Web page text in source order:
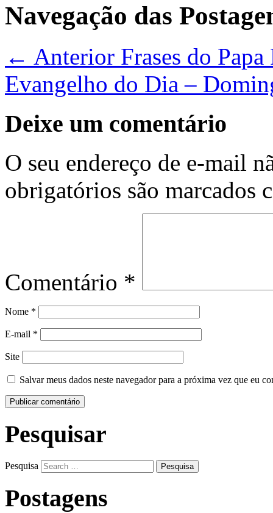
Navegação das
← Anterior Frases do
Evangelho do Dia –
Deixe um comentário
O seu endereço de e-mail
obrigatórios são marcados
Comentário *
Nome *
E-mail *
Site
Salvar meus dados neste navegador para a próxima vez que eu
Pesquisar
Pesquisa
Postagens